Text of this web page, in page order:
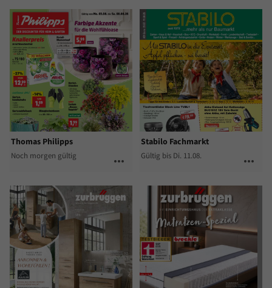
Thomas Philipps
Noch morgen gültig more_horiz
Stabilo Fachmarkt
Gültig bis Di. 11.08. more_horiz